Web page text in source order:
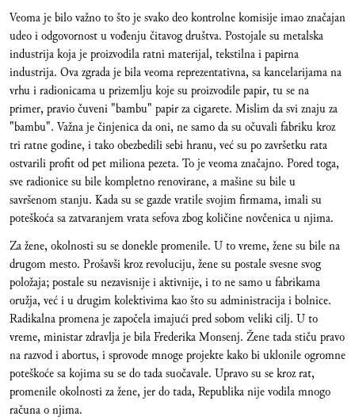
Veoma je bilo važno to što je svako deo kontrolne komisije imao značajan
udeo i odgovornost u vođenju čitavog društva. Postojale su metalska
industrija koja je proizvodila ratni materijal, tekstilna i papirna
industrija. Ova zgrada je bila veoma reprezentativna, sa kancelarijama na
vrhu i radionicama u prizemlju koje su proizvodile papir, tu se na
primer, pravio čuveni "bambu" papir za cigarete. Mislim da svi znaju za
"bambu". Važna je činjenica da oni, ne samo da su očuvali fabriku kroz
tri ratne godine, i tako obezbedili sebi hranu, već su po završetku rata
ostvarili profit od pet miliona pezeta. To je veoma značajno. Pored toga,
sve radionice su bile kompletno renovirane, a mašine su bile u
savršenom stanju. Kada su se gazde vratile svojim firmama, imali su
poteškoća sa zatvaranjem vrata sefova zbog količine novčenica u njima.
Za žene, okolnosti su se donekle promenile. U to vreme, žene su bile na
drugom mesto. Prošavši kroz revoluciju, žene su postale svesne svog
položaja; postale su nezavisnije i aktivnije, i to ne samo u fabrikama
oružja, već i u drugim kolektivima kao što su administracija i bolnice.
Radikalna promena je započela imajući pred sobom veliki cilj. U to
vreme, ministar zdravlja je bila Frederika Monsenj. Žene tada stiču pravo
na razvod i abortus, i sprovode mnoge projekte kako bi uklonile ogromne
poteškoće sa kojima su se do tada suočavale. Upravo su se kroz rat,
promenile okolnosti za žene, jer do tada, Republika nije vodila mnogo
računa o njima.